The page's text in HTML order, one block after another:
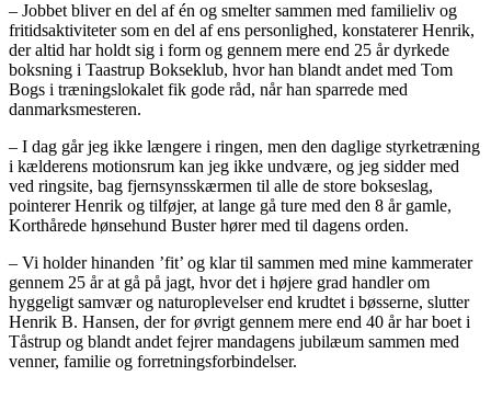
– Jobbet bliver en del af én og smelter sammen med familieliv og
fritidsaktiviteter som en del af ens personlighed, konstaterer Henrik,
der altid har holdt sig i form og gennem mere end 25 år dyrkede
boksning i Taastrup Bokseklub, hvor han blandt andet med Tom
Bogs i træningslokalet fik gode råd, når han sparrede med
danmarksmesteren.
– I dag går jeg ikke længere i ringen, men den daglige styrketræning
i kælderens motionsrum kan jeg ikke undvære, og jeg sidder med
ved ringsite, bag fjernsynsskærmen til alle de store bokseslag,
pointerer Henrik og tilføjer, at lange gå ture med den 8 år gamle,
Korthårede hønsehund Buster hører med til dagens orden.
– Vi holder hinanden ’fit’ og klar til sammen med mine kammerater
gennem 25 år at gå på jagt, hvor det i højere grad handler om
hyggeligt samvær og naturoplevelser end krudtet i bøsserne, slutter
Henrik B. Hansen, der for øvrigt gennem mere end 40 år har boet i
Tåstrup og blandt andet fejrer mandagens jubilæum sammen med
venner, familie og forretningsforbindelser.